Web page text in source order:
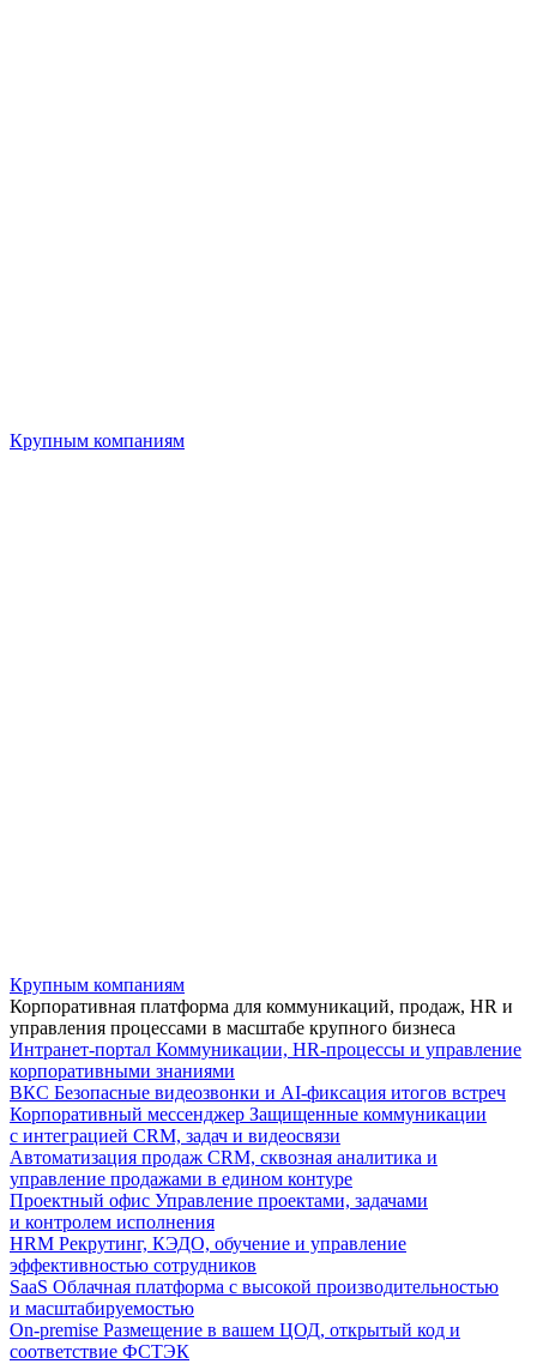
Крупным компаниям
Крупным компаниям
Корпоративная платформа для коммуникаций, продаж, HR и
управления процессами в масштабе крупного бизнеса
Интранет-портал Коммуникации, HR-процессы и управление
корпоративными знаниями
ВКС Безопасные видеозвонки и AI-фиксация итогов встреч
Корпоративный мессенджер Защищенные коммуникации
с интеграцией CRM, задач и видеосвязи
Автоматизация продаж CRM, сквозная аналитика и
управление продажами в едином контуре
Проектный офис Управление проектами, задачами
и контролем исполнения
HRM Рекрутинг, КЭДО, обучение и управление
эффективностью сотрудников
SaaS Облачная платформа с высокой производительностью
и масштабируемостью
On-premise Размещение в вашем ЦОД, открытый код и
соответствие ФСТЭК